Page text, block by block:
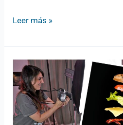
Leer más »
Que
aprenden
nuestros
alumnos:
técnica